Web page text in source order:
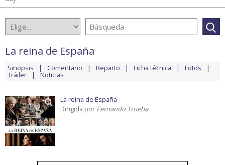
La reina de España
Sinopsis Comentario Reparto Ficha técnica Fotos
Tráiler Noticias
La reina de España
Dirigida por Fernando Trueba